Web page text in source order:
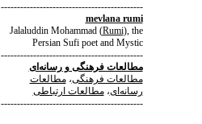
--------------------------------------------
mevlana rumi
Jalaluddin Mohammad(Rumi), the
Persian Sufi poet and Mystic
--------------------------------------------
مطالعات فرهنگیورسانه‌ای
مطالعات فرهنگی،مطالعات
رسانه‌ای،مطالعات ارتباطی
--------------------------------------------